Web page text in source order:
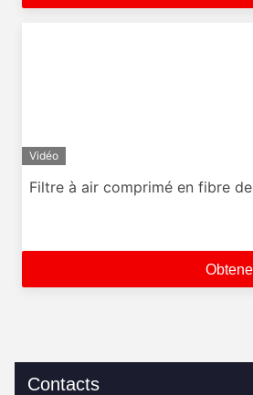
Vidéo
Filtre à air comprimé en fibre
Contacts